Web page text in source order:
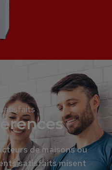
satisfaits
de maisons ou
satisfaits misent